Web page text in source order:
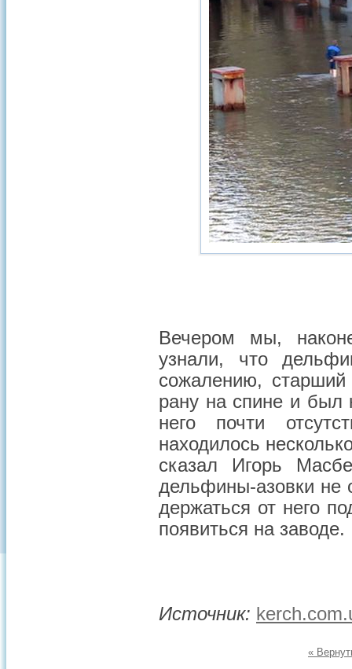
Вечером мы,
узнали, что
сожалению,
рану на спине и был
него почти
находилось
сказал Игорь
дельфины-азовки не
держаться от него
появиться на заводе.
Источник:
«